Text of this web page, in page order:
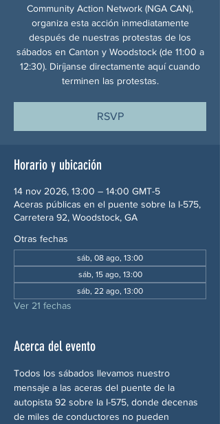
Community Action Network (NGA CAN),
organiza esta acción inmediatamente
después de nuestras protestas de los
sábados en Canton y Woodstock (de 11:00 a
12:30). Diríjanse directamente aquí cuando
terminen las protestas.
RSVP
Horario y ubicación
14 nov 2026, 13:00 – 14:00 GMT-5
Aceras públicas en el puente sobre la I-575,
Carretera 92, Woodstock, GA
Otras fechas
sáb, 08 ago, 13:00
sáb, 15 ago, 13:00
sáb, 22 ago, 13:00
Ver 21 fechas
Acerca del evento
Todos los sábados llevamos nuestro
mensaje a las aceras del puente de la
autopista 92 sobre la I-575, donde decenas
de miles de conductores no pueden